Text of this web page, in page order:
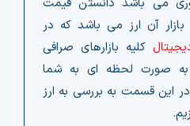
می باشد دانستن قیمت
آن ارز می باشد که در
کلیه بازارهای صرافی
صورت لحظه ای به شما
این قسمت به بررسی به ارز